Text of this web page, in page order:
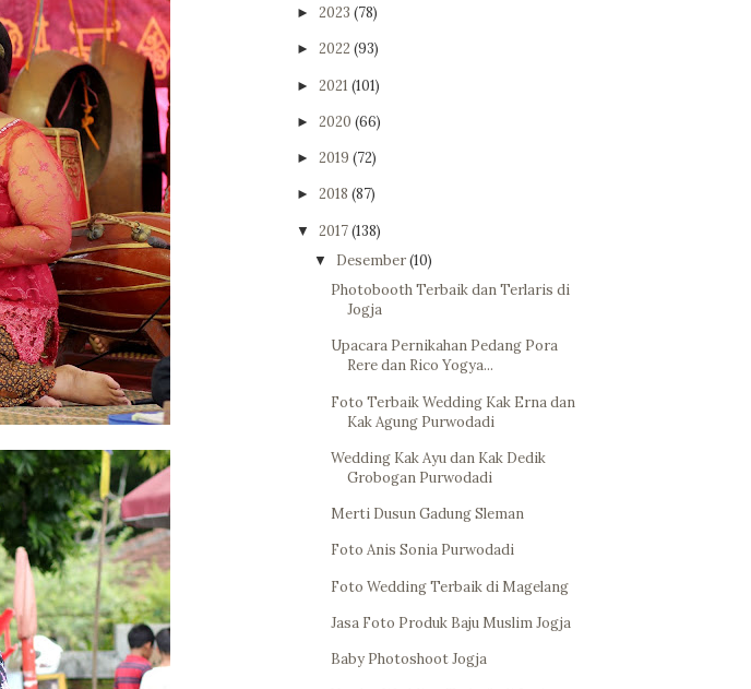
► 2023 (78)
► 2022 (93)
► 2021 (101)
► 2020 (66)
► 2019 (72)
► 2018 (87)
▼ 2017(138)
▼ Desember(10)
Photobooth Terbaik dan Terlaris di
Jogja
Upacara Pernikahan Pedang Pora
Rere dan Rico Yogya...
Foto Terbaik Wedding Kak Erna dan
Kak Agung Purwodadi
Wedding Kak Ayu dan Kak Dedik
Grobogan Purwodadi
Merti Dusun Gadung Sleman
Foto Anis Sonia Purwodadi
Foto Wedding Terbaik di Magelang
Jasa Foto Produk Baju Muslim Jogja
Baby Photoshoot Jogja